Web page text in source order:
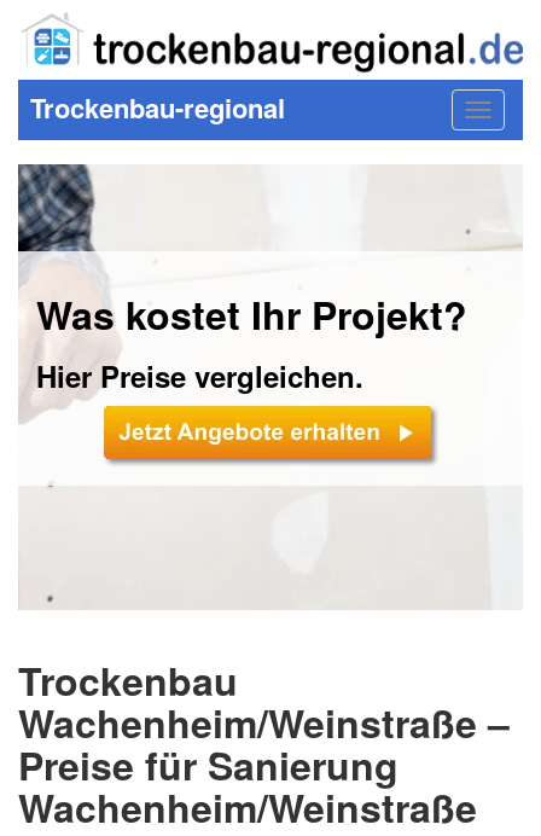
Toggle
Trockenbau-regional
Was kostet Ihr Projekt?
Hier Preise vergleichen.
Trockenbau
Wachenheim/Weinstraße –
Preise für Sanierung
Wachenheim/Weinstraße